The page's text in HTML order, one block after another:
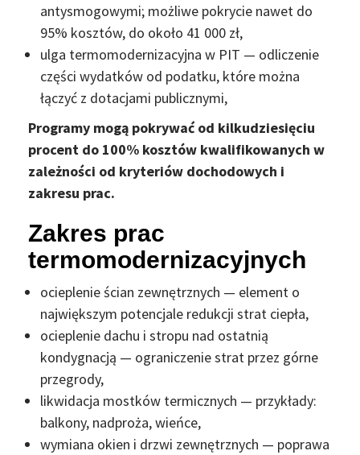
antysmogowymi; możliwe pokrycie nawet do
95% kosztów, do około 41 000 zł,
ulga termomodernizacyjna w PIT — odliczenie
części wydatków od podatku, które można
łączyć z dotacjami publicznymi,
Programy mogą pokrywać od kilkudziesięciu
procent do 100% kosztów kwalifikowanych w
zależności od kryteriów dochodowych i
zakresu prac.
Zakres prac
termomodernizacyjnych
ocieplenie ścian zewnętrznych — element o
największym potencjale redukcji strat ciepła,
ocieplenie dachu i stropu nad ostatnią
kondygnacją — ograniczenie strat przez górne
przegrody,
likwidacja mostków termicznych — przykłady:
balkony, nadproża, wieńce,
wymiana okien i drzwi zewnętrznych — poprawa